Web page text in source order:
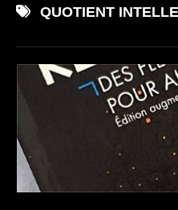
QUOTIENT